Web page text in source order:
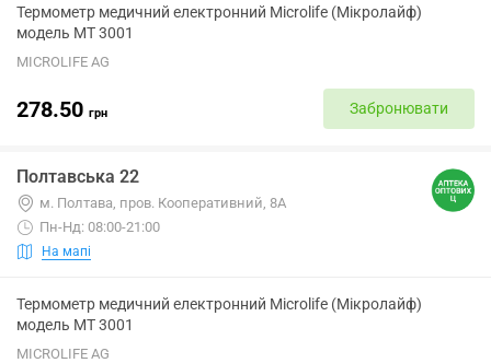
Термометр медичний електронний Microlife (Мікролайф)
модель МТ 3001
MICROLIFE AG
278.50 грн Забронювати
Полтавська 22
м. Полтава, пров. Кооперативний, 8А
Пн-Нд: 08:00-21:00
На мапі
Термометр медичний електронний Microlife (Мікролайф)
модель МТ 3001
MICROLIFE AG